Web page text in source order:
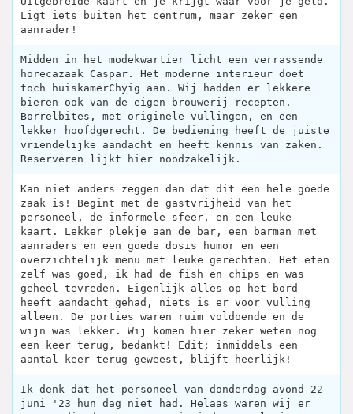
Ligt iets buiten het centrum, maar zeker een
aanrader!
Midden in het modekwartier licht een verrassende
horecazaak Caspar. Het moderne interieur doet
toch huiskamerChyig aan. Wij hadden er lekkere
bieren ook van de eigen brouwerij recepten.
Borrelbites, met originele vullingen, en een
lekker hoofdgerecht. De bediening heeft de juiste
vriendelijke aandacht en heeft kennis van zaken.
Reserveren lijkt hier noodzakelijk.
Kan niet anders zeggen dan dat dit een hele goede
zaak is! Begint met de gastvrijheid van het
personeel, de informele sfeer, en een leuke
kaart. Lekker plekje aan de bar, een barman met
aanraders en een goede dosis humor en een
overzichtelijk menu met leuke gerechten. Het eten
zelf was goed, ik had de fish en chips en was
geheel tevreden. Eigenlijk alles op het bord
heeft aandacht gehad, niets is er voor vulling
alleen. De porties waren ruim voldoende en de
wijn was lekker. Wij komen hier zeker weten nog
een keer terug, bedankt! Edit; inmiddels een
aantal keer terug geweest, blijft heerlijk!
Ik denk dat het personeel van donderdag avond 22
juni '23 hun dag niet had. Helaas waren wij er